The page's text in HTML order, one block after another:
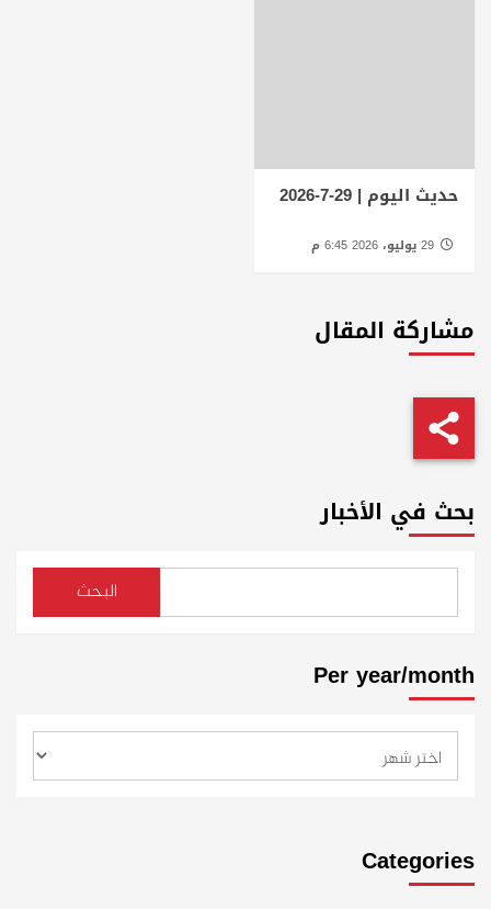
حديث اليوم | 29-7-2026
مشاركة المقال
بحث في الأخبار
البحث
Per year/month
Categories